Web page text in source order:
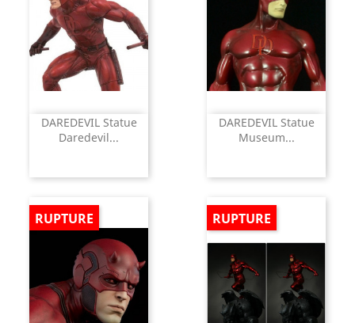
DAREDEVIL Statue
Daredevil...
DAREDEVIL Statue
Museum...
RUPTURE RUPTURE